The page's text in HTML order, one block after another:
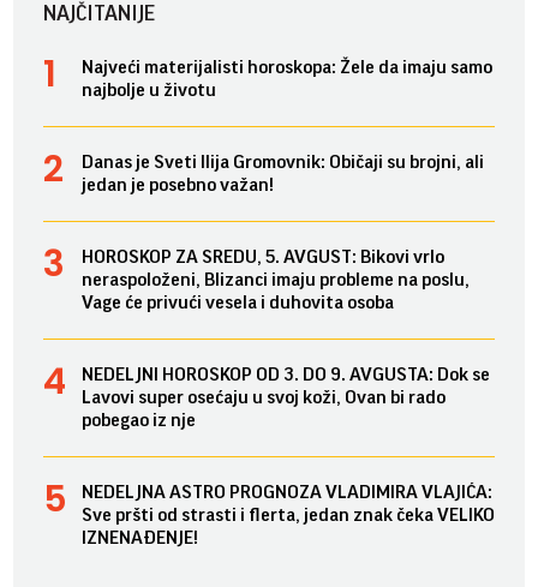
NAJČITANIJE
Najveći materijalisti horoskopa: Žele da imaju samo
najbolje u životu
Danas je Sveti Ilija Gromovnik: Običaji su brojni, ali
jedan je posebno važan!
HOROSKOP ZA SREDU, 5. AVGUST: Bikovi vrlo
neraspoloženi, Blizanci imaju probleme na poslu,
Vage će privući vesela i duhovita osoba
NEDELJNI HOROSKOP OD 3. DO 9. AVGUSTA: Dok se
Lavovi super osećaju u svoj koži, Ovan bi rado
pobegao iz nje
NEDELJNA ASTRO PROGNOZA VLADIMIRA VLAJIĆA:
Sve pršti od strasti i flerta, jedan znak čeka VELIKO
IZNENAĐENJE!